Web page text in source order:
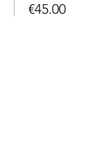
€45.00